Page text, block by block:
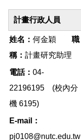
計畫行政人員
姓名： 何金穎 職
稱： 計畫研究助理
電話： 04-
22196195 (校內分
機 6195)
E-mail：
pj0108@nutc.edu.tw